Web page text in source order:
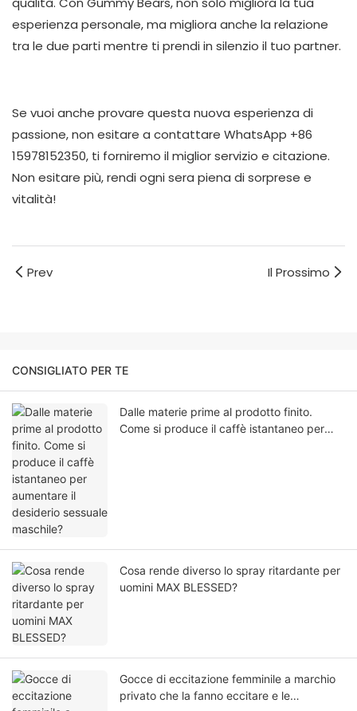
esperienza personale, ma migliora anche la relazione
tra le due parti mentre ti prendi in silenzio il tuo partner.
Se vuoi anche provare questa nuova esperienza di
passione, non esitare a contattare WhatsApp +86
15978152350, ti forniremo il miglior servizio e citazione.
Non esitare più, rendi ogni sera piena di sorprese e
vitalità!
Prev Il Prossimo
CONSIGLIATO PER TE
Dalle materie prime al prodotto finito.
Come si produce il caffè istantaneo per
Cosa rende diverso lo spray ritardante per
uomini MAX BLESSED?
Gocce di eccitazione femminile a marchio
privato che la fanno eccitare e le